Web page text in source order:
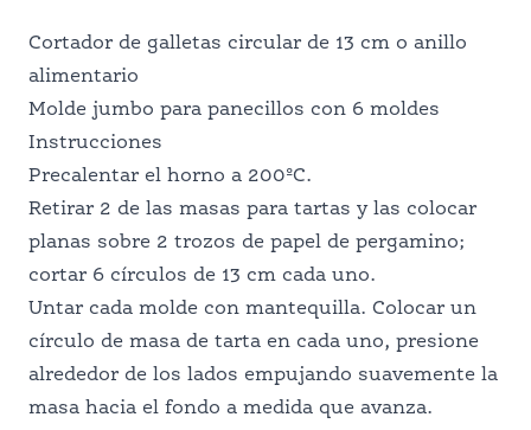
Cortador de galletas circular de 13 cm o anillo
alimentario
Molde jumbo para panecillos con 6 moldes
Instrucciones
Precalentar el horno a 200ºC.
Retirar 2 de las masas para tartas y las colocar
planas sobre 2 trozos de papel de pergamino;
cortar 6 círculos de 13 cm cada uno.
Untar cada molde con mantequilla. Colocar un
círculo de masa de tarta en cada uno, presione
alrededor de los lados empujando suavemente la
masa hacia el fondo a medida que avanza.